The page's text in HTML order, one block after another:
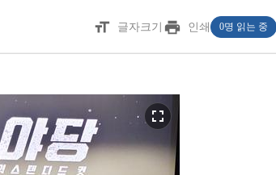
format_size 글자크기 print 인쇄 0명 읽는 중
fullscreen